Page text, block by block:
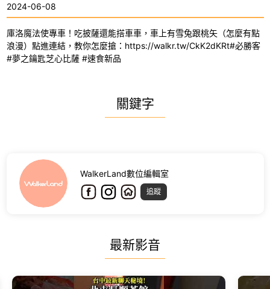
2024-06-08
庫洛魔法使專車！吃披薩還能搭車車，車上有雪兔跟桃矢（怎麼有點
浪漫）點進連結，教你怎麼搶：https://walkr.tw/CkK2dKRt#必勝客
#夢之鑰匙芝心比薩 #速食新品
關鍵字
WalkerLand數位編輯室
追蹤
最新影音